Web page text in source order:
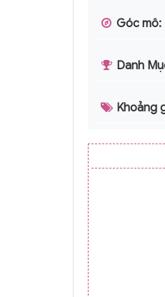
Góc mô:
Danh
Khoảng